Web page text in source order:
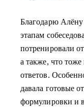
Благодарю
этапам
потренировали
а также, что
ответов.
давала готовые
формулировки и